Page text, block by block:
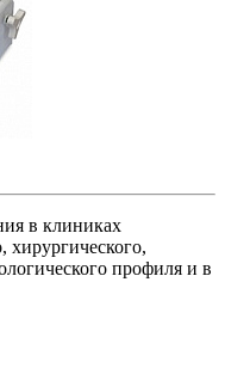
в клиниках
хирургического,
профиля и в